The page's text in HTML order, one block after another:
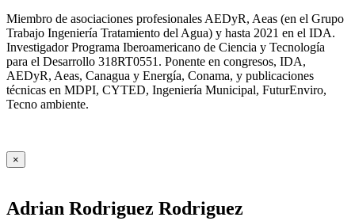
Miembro de asociaciones profesionales AEDyR, Aeas (en el Grupo
Trabajo Ingeniería Tratamiento del Agua) y hasta 2021 en el IDA.
Investigador Programa Iberoamericano de Ciencia y Tecnología
para el Desarrollo 318RT0551. Ponente en congresos, IDA,
AEDyR, Aeas, Canagua y Energía, Conama, y publicaciones
técnicas en MDPI, CYTED, Ingeniería Municipal, FuturEnviro,
Tecno ambiente.
×
Adrian Rodriguez Rodriguez